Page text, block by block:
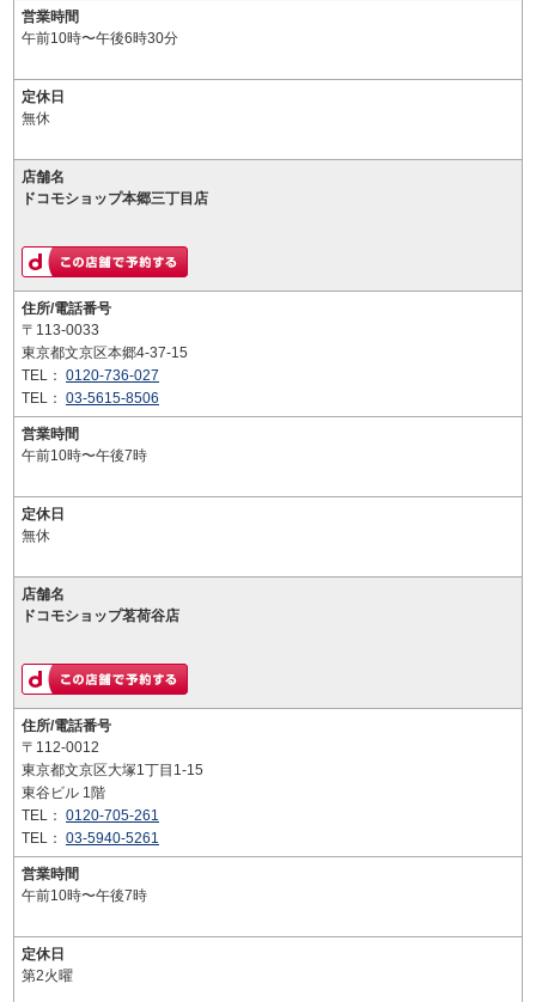
営業時間
午前10時〜午後6時30分
定休日
無休
店舗名
ドコモショップ本郷三丁目店
住所/電話番号
〒113-0033
東京都文京区本郷4-37-15
TEL： 0120-736-027
TEL： 03-5615-8506
営業時間
午前10時〜午後7時
定休日
無休
店舗名
ドコモショップ茗荷谷店
住所/電話番号
〒112-0012
東京都文京区大塚1丁目1-15
東谷ビル 1階
TEL： 0120-705-261
TEL： 03-5940-5261
営業時間
午前10時〜午後7時
定休日
第2火曜